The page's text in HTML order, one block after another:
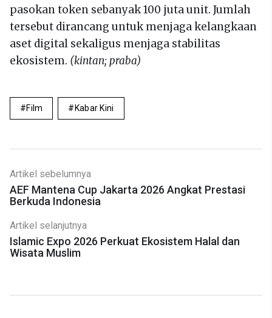
pasokan token sebanyak 100 juta unit. Jumlah
tersebut dirancang untuk menjaga kelangkaan
aset digital sekaligus menjaga stabilitas
ekosistem. (kintan; praba)
Film Kabar Kini
Artikel sebelumnya
AEF Mantena Cup Jakarta 2026 Angkat Prestasi
Berkuda Indonesia
Artikel selanjutnya
Islamic Expo 2026 Perkuat Ekosistem Halal dan
Wisata Muslim